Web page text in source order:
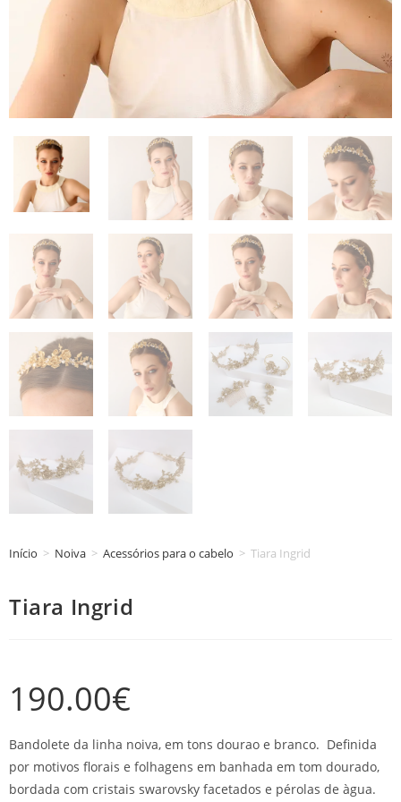
Início > Noiva > Acessórios para o cabelo > Tiara Ingrid
Tiara Ingrid
190.00€
Bandolete da linha noiva, em tons dourao e branco. Definida
por motivos florais e folhagens em banhada em tom dourado,
bordada com cristais swarovsky facetados e pérolas de àgua.